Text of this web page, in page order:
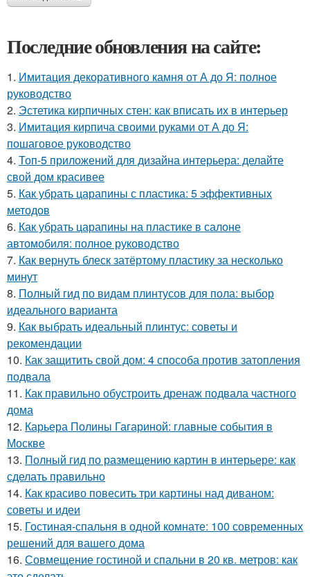
Последние обновления на сайте:
1. Имитация декоративного камня от А до Я: полное
руководство
2. Эстетика кирпичных стен: как вписать их в интерьер
3. Имитация кирпича своими руками от А до Я:
пошаговое руководство
4. Топ-5 приложений для дизайна интерьера: делайте
свой дом красивее
5. Как убрать царапины с пластика: 5 эффективных
методов
6. Как убрать царапины на пластике в салоне
автомобиля: полное руководство
7. Как вернуть блеск затёртому пластику за несколько
минут
8. Полный гид по видам плинтусов для пола: выбор
идеального варианта
9. Как выбрать идеальный плинтус: советы и
рекомендации
10. Как защитить свой дом: 4 способа против затопления
подвала
11. Как правильно обустроить дренаж подвала частного
дома
12. Карьера Полины Гагариной: главные события в
Москве
13. Полный гид по размещению картин в интерьере: как
сделать правильно
14. Как красиво повесить три картины над диваном:
советы и идеи
15. Гостиная-спальня в одной комнате: 100 современных
решений для вашего дома
16. Совмещение гостиной и спальни в 20 кв. метров: как